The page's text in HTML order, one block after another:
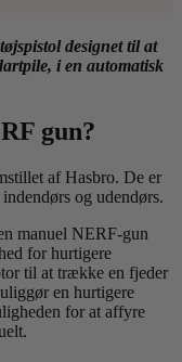
designet til at
i en automatisk
gun?
af Hasbro. De er
og udendørs.
manuel NERF-gun
for hurtigere
til at trække en fjeder
en hurtigere
for at affyre